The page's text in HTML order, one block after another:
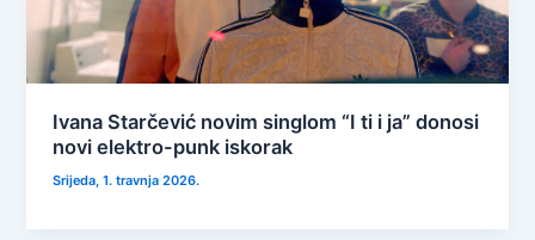
Ivana Starčević novim singlom “I ti i ja” donosi
novi elektro-punk iskorak
Srijeda, 1. travnja 2026.